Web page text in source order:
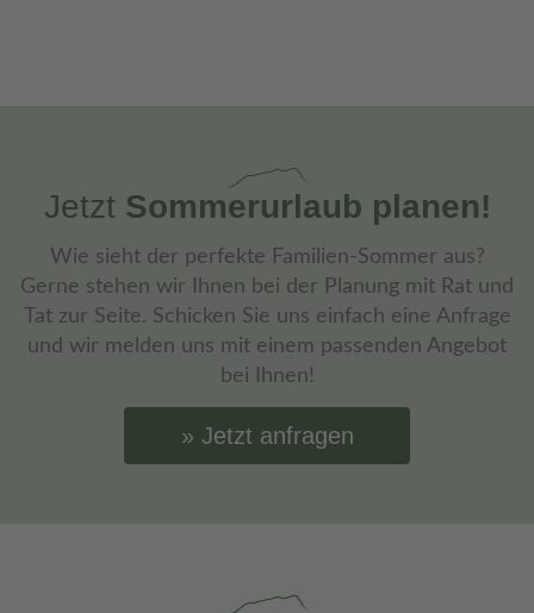
Jetzt Sommerurlaub planen!
Wie sieht der perfekte Familien-Sommer aus?
Gerne stehen wir Ihnen bei der Planung mit Rat und
Tat zur Seite. Schicken Sie uns einfach eine Anfrage
und wir melden uns mit einem passenden Angebot
bei Ihnen!
Jetzt anfragen